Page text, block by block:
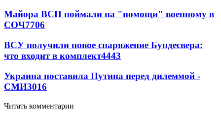
Майора ВСП поймали на "помощи" военному в
СОЧ7706
ВСУ получили новое снаряжение Бундесвера:
что входит в комплект4443
Украина поставила Путина перед дилеммой -
СМИ3016
Читать комментарии